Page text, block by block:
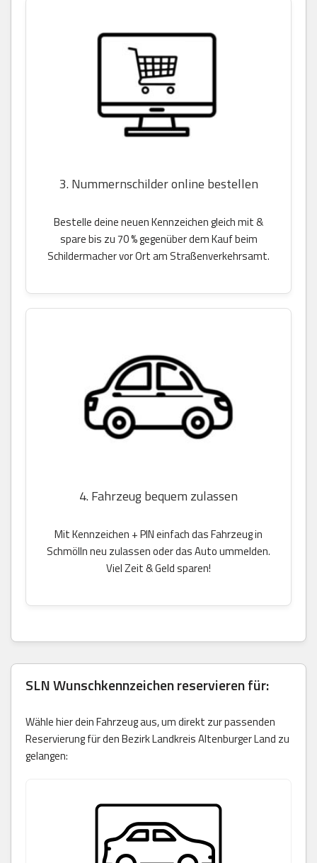
3. Nummernschilder online bestellen
Bestelle deine neuen Kennzeichen gleich mit &
spare bis zu 70 % gegenüber dem Kauf beim
Schildermacher vor Ort am Straßenverkehrsamt.
4. Fahrzeug bequem zulassen
Mit Kennzeichen + PIN einfach das Fahrzeug in
Schmölln neu zulassen oder das Auto ummelden.
Viel Zeit & Geld sparen!
SLN Wunschkennzeichen reservieren für:
Wähle hier dein Fahrzeug aus, um direkt zur passenden
Reservierung für den Bezirk Landkreis Altenburger Land zu
gelangen: